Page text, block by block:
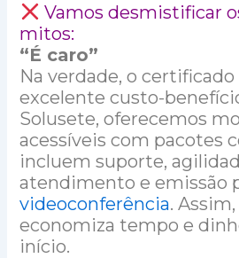
Vamos desmistificar
mitos:
“É caro”
Na verdade, o
excelente custo-
Solusete, oferecemos
acessíveis com pacotes
incluem suporte,
atendimento e emissão
videoconferência.
economiza tempo e
início.